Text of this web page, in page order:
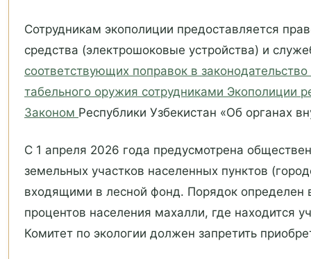
Сотрудникам экополиции предоставляется
средства (электрошоковые устройства) и
соответствующих поправок в
табельного оружия сотрудниками Экополиции
Законом Республики Узбекистан «Об органах
С 1 апреля 2026 года предусмотрена
земельных участков населенных пунктов
входящими в лесной фонд. Порядок определен
процентов населения махалли, где находится
Комитет по экологии должен запретить